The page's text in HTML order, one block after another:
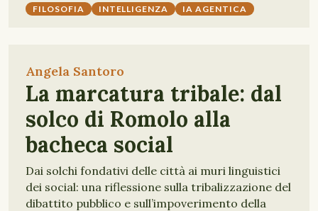
FILOSOFIA
INTELLIGENZA IA AGENTICA
Angela Santoro
La marcatura tribale: dal
solco di Romolo alla
bacheca social
Dai solchi fondativi delle città ai muri linguistici
dei social: una riflessione sulla tribalizzazione del
dibattito pubblico e sull’impoverimento della